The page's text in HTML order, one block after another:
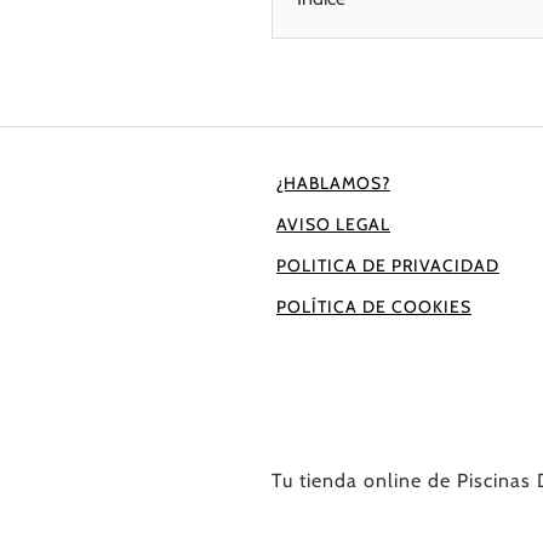
¿HABLAMOS?
AVISO LEGAL
POLITICA DE PRIVACIDAD
POLÍTICA DE COOKIES
Tu tienda online de Piscinas